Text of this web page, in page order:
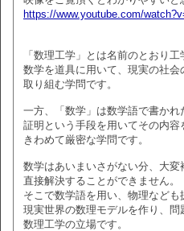
https://www.youtube.com/
「数理工学」とは名前のとおり工
数学を道具に用いて、現実の社会
取り組む学問です。
一方、「数学」は数学語で書かれ
証明という手段を用いてその内容
きわめて厳密な学問です。
数学はあいまいさがない分、大変
直接解決することができません。
そこで数学語を用い、物理なども
現実世界の数理モデルを作り、
数理工学の立場です。